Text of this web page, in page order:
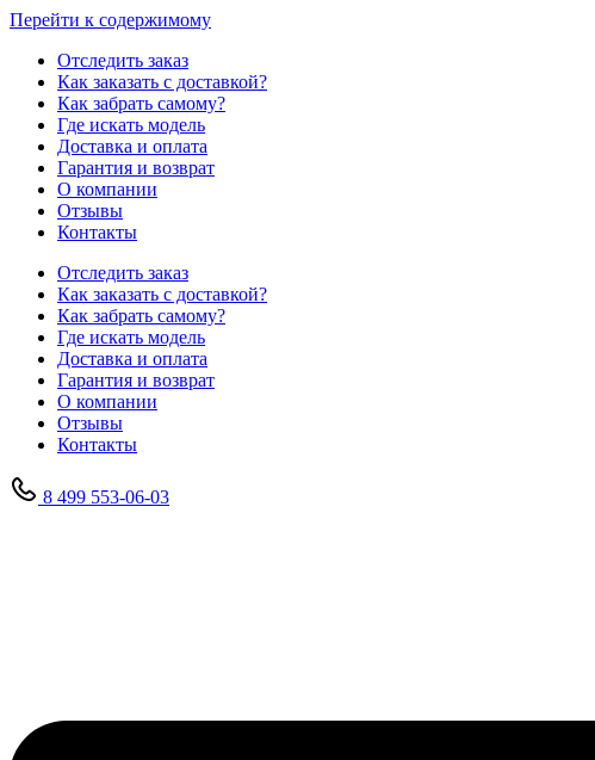
Перейти к содержимому
Отследить заказ
Как заказать с доставкой?
Как забрать самому?
Где искать модель
Доставка и оплата
Гарантия и возврат
О компании
Отзывы
Контакты
Отследить заказ
Как заказать с доставкой?
Как забрать самому?
Где искать модель
Доставка и оплата
Гарантия и возврат
О компании
Отзывы
Контакты
8 499 553-06-03